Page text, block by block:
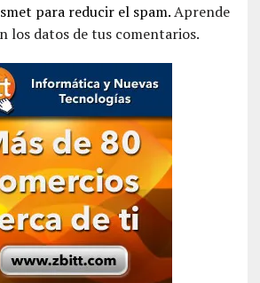
para reducir el spam.Aprende
los datos de tus comentarios.